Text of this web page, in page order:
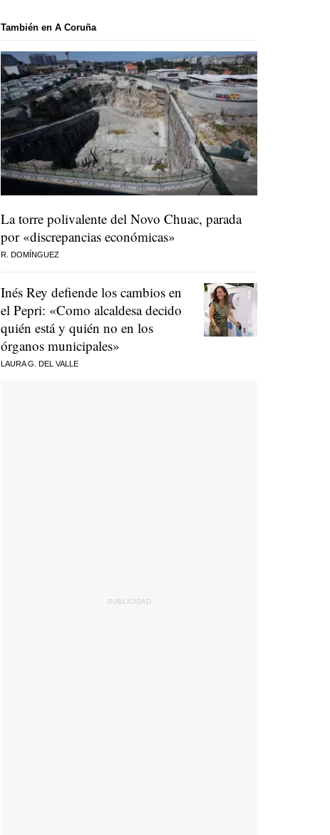
También en A Coruña
La torre polivalente del Novo Chuac, parada
por «discrepancias económicas»
R. DOMÍNGUEZ
Inés Rey defiende los cambios en
el Pepri: «Como alcaldesa decido
quién está y quién no en los
órganos municipales»
LAURA G. DEL VALLE